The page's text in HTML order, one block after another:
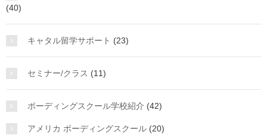
(40)
キャタル留学サポート (23)
セミナー/クラス (11)
ボーディングスクール学校紹介 (42)
アメリカ ボーディングスクール (20)